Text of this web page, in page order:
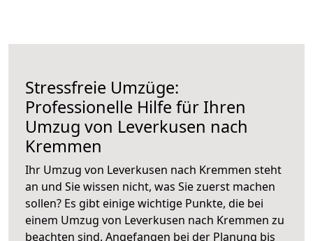
Stressfreie Umzüge:
Professionelle Hilfe für Ihren
Umzug von Leverkusen nach
Kremmen
Ihr Umzug von Leverkusen nach Kremmen steht
an und Sie wissen nicht, was Sie zuerst machen
sollen? Es gibt einige wichtige Punkte, die bei
einem Umzug von Leverkusen nach Kremmen zu
beachten sind. Angefangen bei der Planung bis